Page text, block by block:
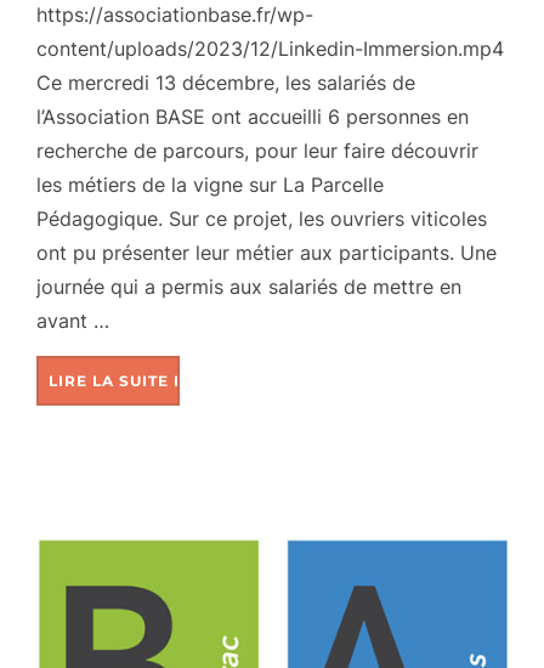
https://associationbase.fr/wp-
content/uploads/2023/12/Linkedin-Immersion.mp4
Ce mercredi 13 décembre, les salariés de
l’Association BASE ont accueilli 6 personnes en
recherche de parcours, pour leur faire découvrir
les métiers de la vigne sur La Parcelle
Pédagogique. Sur ce projet, les ouvriers viticoles
ont pu présenter leur métier aux participants. Une
journée qui a permis aux salariés de mettre en
avant …
LIRE LA SUITE DE